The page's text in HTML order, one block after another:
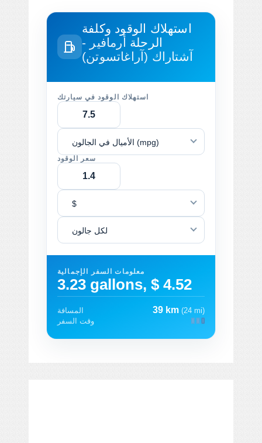
استهلاك الوقود وكلفة
الرحلة أرمافير -
آشتاراك (آراغاتسوتن)
استهلاك الوقود في سيارتك
الأميال في الجالون (mpg)
سعر الوقود
$
لكل جالون
معلومات السفر الإجمالية
3.23 gallons, $ 4.52
المسافة 39 km (24 mi)
وقت السفر